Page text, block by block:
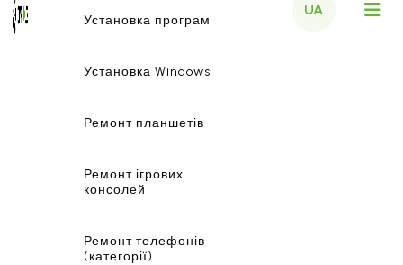
Установка програм
Установка Windows
Ремонт планшетів
Ремонт ігрових
консолей
Ремонт телефонів
(категорії)
UA